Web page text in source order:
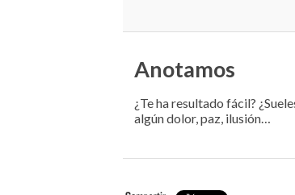
Anotamos
¿Te ha resultado fácil?
algún dolor, paz, ilusión…